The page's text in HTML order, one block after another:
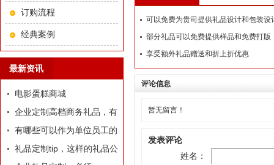
订购流程
经典案例
最新资讯
电影蛋糕商城
企业定制高档商务礼品，有
哪些推荐？
有哪些可以作为单位员工的
定制礼品？
礼品定制tip，这样的礼品公
可以免费为贵司提供礼品设计和包装设
部分礼品可以免费提供样品和免费打版
享受额外礼品赠送和折上折优惠
评论信息
暂无留言！
发表评论
姓名：